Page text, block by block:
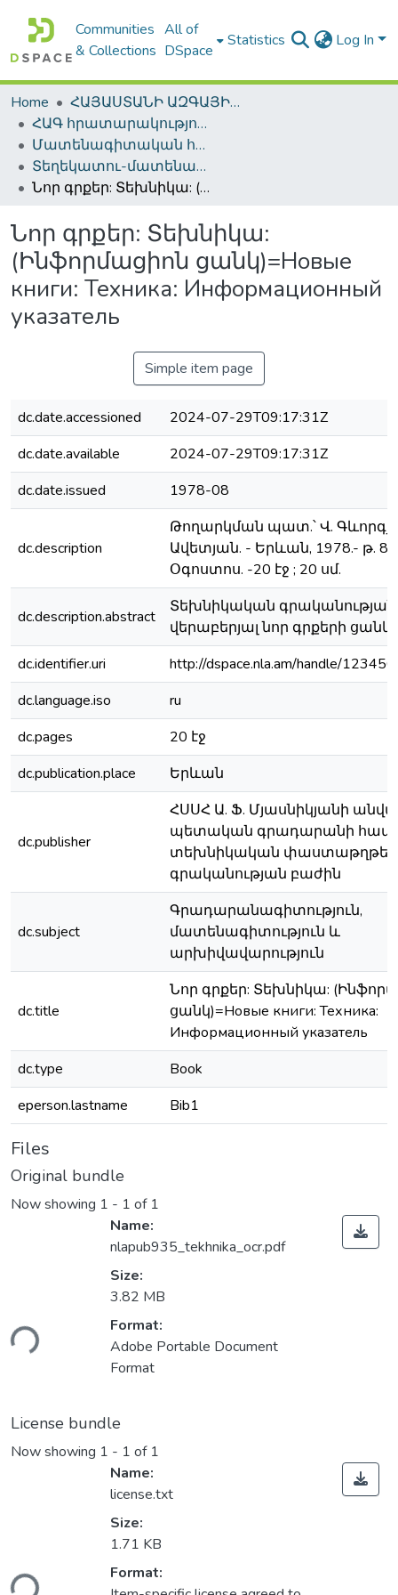
Communities
& Collections
All of
DSpace
Statistics Log In
Home
ՀԱՅԱՍՏԱՆԻ ԱԶԳԱՅԻՆ ԳՐԱԴԱՐԱՆԻ ԹՎԱՅԻՆ ՊԱՀՈՑ / DIGITAL REPOSITORY OF NLA
ՀԱԳ հրատարակություններ / NLA Publications
Մատենագիտական հրատարակություններ / Bibliographic publications
Տեղեկատու-մատենագիտական հրատարակություններ / Reference-Bibliographic Publications
Նոր գրքեր: Տեխնիկա: (Ինֆորմացիոն ցանկ)=Новые книги: Техника: Информационный указатель
Նոր գրքեր: Տեխնիկա:
(Ինֆորմացիոն ցանկ)=Новые
книги: Техника: Информационный
указатель
Simple item page
dc.date.accessioned
2024-07-29T09:17:31Z
dc.date.available
2024-07-29T09:17:31Z
dc.date.issued
1978-08
dc.description
Թողարկման պատ.՝ Վ.
Ավետյան. - Երևան, 1978.- թ. 8.-
Օգոստոս. -20 էջ ; 20 սմ.
dc.description.abstract
Տեխնիկական գրականության
վերաբերյալ նոր գրքերի ցանկ
dc.identifier.uri
http://dspace.nla.am/handle/
dc.language.iso
ru
dc.pages
20 էջ
dc.publication.place
Երևան
dc.publisher
ՀՍՍՀ Ա. Ֆ. Մյասնիկյանի
պետական գրադարանի
տեխնիկական
գրականության բաժին
dc.subject
Գրադարանագիտություն,
մատենագիտություն և
արխիվավարություն
dc.title
Նոր գրքեր: Տեխնիկա:
ցանկ)=Новые книги: Техника:
Информационный указатель
dc.type
Book
eperson.lastname
Bib1
Files
Original bundle
Now showing 1 - 1 of 1
Name:
nlapub935_tekhnika_ocr.pdf
Size:
3.82 MB
Format:
Adobe Portable Document
Format
License bundle
Now showing 1 - 1 of 1
Name:
license.txt
Size:
1.71 KB
Format: